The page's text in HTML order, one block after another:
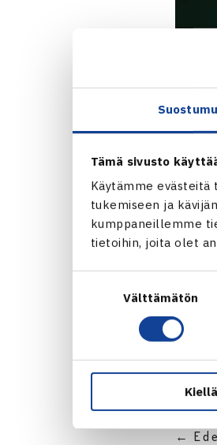
Tämä sivusto
Käytämme evästeitä
tukemiseen ja
kumppaneillemme
tietoihin, joita olet
Välttämätön
Kiellä
←